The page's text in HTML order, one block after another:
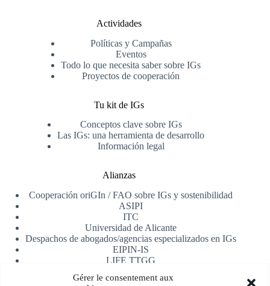
Gérer le consentement aux
Actividades
Políticas y Campañas
Eventos
Todo lo que necesita saber sobre IGs
Proyectos de cooperación
Tu kit de IGs
Conceptos clave sobre IGs
Las IGs: una herramienta de desarrollo
Información legal
Alianzas
Cooperación oriGIn / FAO sobre IGs y sostenibilidad
ASIPI
ITC
Universidad de Alicante
Despachos de abogados/agencias especializados en IGs
EIPIN-IS
LIFE TTGG